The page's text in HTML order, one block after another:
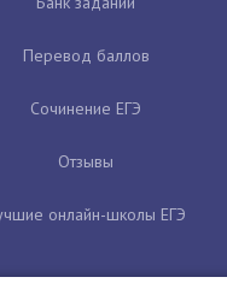
Перевод баллов
Сочинение ЕГЭ
Отзывы
онлайн-школы ЕГЭ